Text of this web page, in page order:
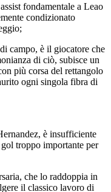
fondamentale a Leao
condizionato
campo, è il giocatore che
di ciò, subisce un
più corsa del rettangolo
ogni singola fibra di
è insufficiente
troppo importante per
che lo raddoppia in
il classico lavoro di